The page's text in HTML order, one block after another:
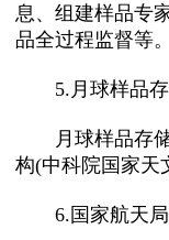
息、组建样品专
品全过程监督等。
5.月球样品存
月球样品存储
构(中科院国家天
6.国家航天局